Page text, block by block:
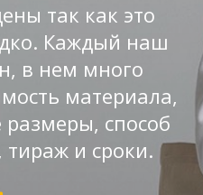
так как это
Каждый наш
в нем много
материала,
способ
и сроки.